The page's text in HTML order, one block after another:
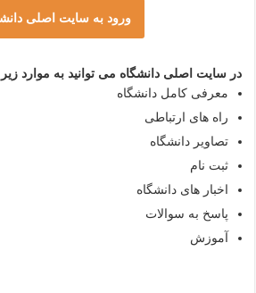
ورود به سایت اصلی
در سایت اصلی دانشگاه می توانید به موارد
معرفی کامل دانشگاه
راه های ارتباطی
تصاویر دانشگاه
ثبت نام
اخبار های دانشگاه
پاسخ به سوالات
آموزش